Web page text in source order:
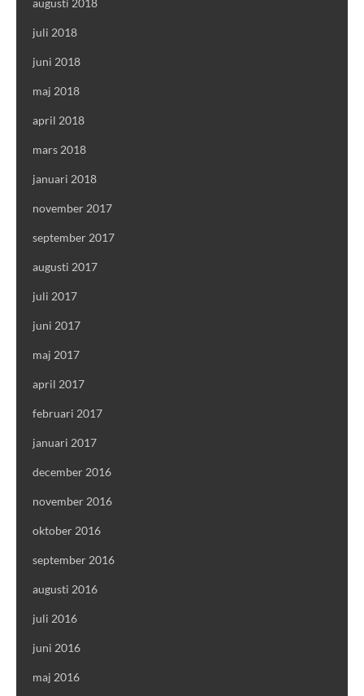
juli 2018
juni 2018
maj 2018
april 2018
mars 2018
januari 2018
november 2017
september 2017
augusti 2017
juli 2017
juni 2017
maj 2017
april 2017
februari 2017
januari 2017
december 2016
november 2016
oktober 2016
september 2016
augusti 2016
juli 2016
juni 2016
maj 2016